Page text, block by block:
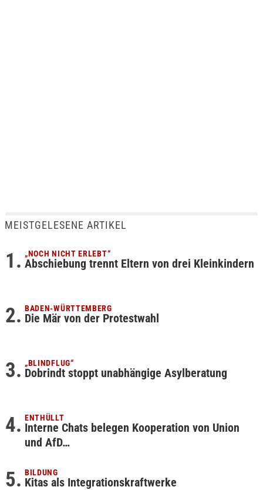
MEISTGELESENE ARTIKEL
„NOCH NICHT ERLEBT“
Abschiebung trennt Eltern von drei Kleinkindern
BADEN-WÜRTTEMBERG
Die Mär von der Protestwahl
„BLINDFLUG“
Dobrindt stoppt unabhängige Asylberatung
ENTHÜLLT
Interne Chats belegen Kooperation von Union
und AfD…
BILDUNG
Kitas als Integrationskraftwerke